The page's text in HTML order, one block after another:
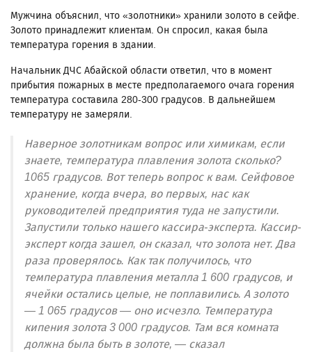
Мужчина объяснил, что «‎золотники»‎ хранили золото в сейфе.
Золото принадлежит клиентам. Он спросил, какая была
температура горения в здании.
Начальник ДЧС Абайской области ответил, что в момент
прибытия пожарных в месте предполагаемого очага горения
температура составила 280-300 градусов. В дальнейшем
температуру не замеряли.
Наверное золотникам вопрос или химикам, если
знаете, температура плавления золота сколько?
1065 градусов. Вот теперь вопрос к вам. Сейфовое
хранение, когда вчера, во первых, нас как
руководителей предприятия туда не запустили.
Запустили только нашего кассира-эксперта. Кассир-
эксперт когда зашел, он сказал, что золота нет. Два
раза проверялось. Как так получилось, что
температура плавления металла 1 600 градусов, и
ячейки остались целые, не поплавились. А золото
— 1 065 градусов — оно исчезло. Температура
кипения золота 3 000 градусов. Там вся комната
должна была быть в золоте, — сказал